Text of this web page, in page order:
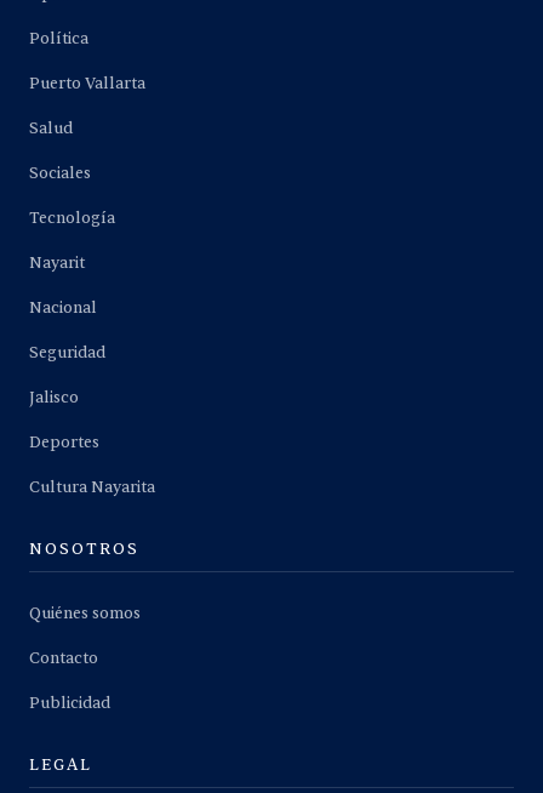
Política
Puerto Vallarta
Salud
Sociales
Tecnología
Nayarit
Nacional
Seguridad
Jalisco
Deportes
Cultura Nayarita
NOSOTROS
Quiénes somos
Contacto
Publicidad
LEGAL